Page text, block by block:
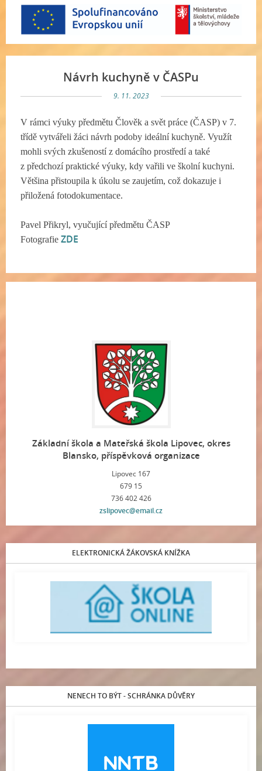
Návrh kuchyně v ČASPu
9. 11. 2023
V rámci výuky předmětu Člověk a svět práce (ČASP) v 7.
třídě vytvářeli žáci návrh podoby ideální kuchyně. Využít
mohli svých zkušeností z domácího prostředí a také
z předchozí praktické výuky, kdy vařili ve školní kuchyni.
Většina přistoupila k úkolu se zaujetím, což dokazuje i
přiložená fotodokumentace.
Pavel Přikryl, vyučující předmětu ČASP
Fotografie ZDE
Základní škola a Mateřská škola Lipovec, okres
Blansko, příspěvková organizace
Lipovec 167
679 15
736 402 426
zslipovec@email.cz
ELEKTRONICKÁ ŽÁKOVSKÁ KNÍŽKA
NENECH TO BÝT - SCHRÁNKA DŮVĚRY